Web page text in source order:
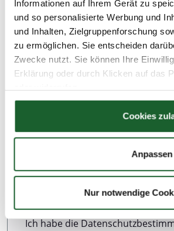
Informationen auf Ihrem Gerät zu
und so personalisierte Werbung und
und Inhalten, Zielgruppenforschung
zu ermöglichen. Sie entscheiden
Zwecke nutzt. Sie können Ihre
Erklärung oder durch Klicken auf das
Wenn Sie es erlauben, würden wir auch
Informationen über Ihre
Ihr Gerät durch aktives
(Fingerprinting) identifizieren
Erfahren Sie mehr darüber, wie Ihre
fest.
Cookies
Anpassen
Nur notwendige
Ihre Nachricht *
Hinweis zum Datenschutz:Wir
unserer Webseite einen
zu bieten. Dazu gehört auch der
Daten. Weitere Informationen zur
Sie unserer
Ich habe die